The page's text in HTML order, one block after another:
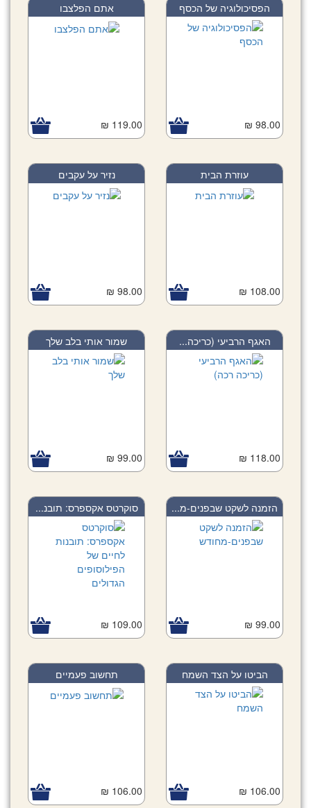
הפסיכולוגיה של הכסף
98.00 ₪
אתם הפלצבו
119.00 ₪
עוזרת הבית
108.00 ₪
נזיר על עקבים
98.00 ₪
האגף הרביעי (כריכה...
118.00 ₪
שמור אותי בלב שלך
99.00 ₪
הזמנה לשקט שבפנים-מ...
99.00 ₪
סוקרטס אקספרס: תובנ...
109.00 ₪
הביטו על הצד השמח
106.00 ₪
תחשוב פעמיים
106.00 ₪